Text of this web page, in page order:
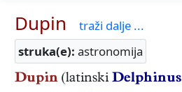
Dupin
traži dalje ...
struka(e): astronomija
Dupin (latinski Delphinus